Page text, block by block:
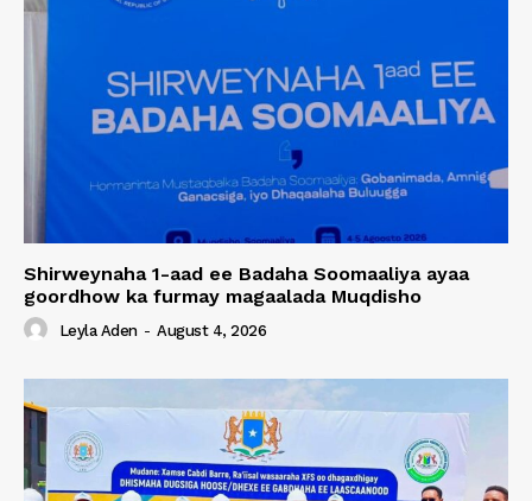
Shirweynaha 1-aad ee Badaha Soomaaliya ayaa
goordhow ka furmay magaalada Muqdisho
Leyla Aden - August 4, 2026